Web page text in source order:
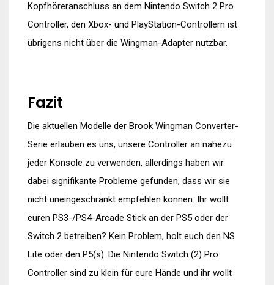
Kopfhöreranschluss an dem Nintendo Switch 2 Pro
Controller, den Xbox- und PlayStation-Controllern ist
übrigens nicht über die Wingman-Adapter nutzbar.
Fazit
Die aktuellen Modelle der Brook Wingman Converter-
Serie erlauben es uns, unsere Controller an nahezu
jeder Konsole zu verwenden, allerdings haben wir
dabei signifikante Probleme gefunden, dass wir sie
nicht uneingeschränkt empfehlen können. Ihr wollt
euren PS3-/PS4-Arcade Stick an der PS5 oder der
Switch 2 betreiben? Kein Problem, holt euch den NS
Lite oder den P5(s). Die Nintendo Switch (2) Pro
Controller sind zu klein für eure Hände und ihr wollt